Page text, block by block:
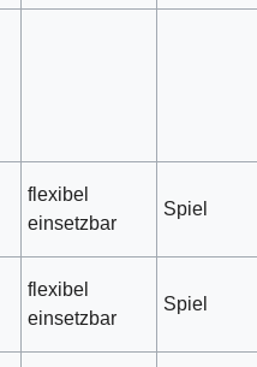
flexibel
einsetzbar
Spiel
flexibel
einsetzbar
Spiel